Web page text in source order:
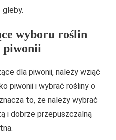
wyboru roślin
piwonii
dla piwonii, należy wziąć
piwonii i wybrać rośliny o
to, że należy wybrać
i dobrze przepuszczalną